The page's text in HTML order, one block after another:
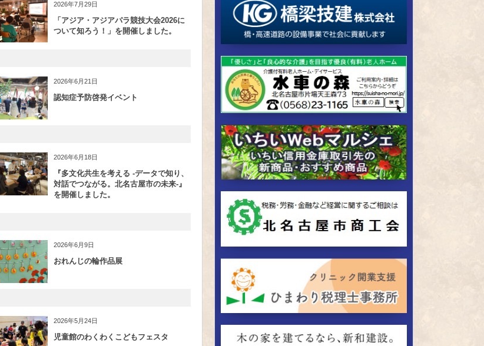
2026年7月29日
「アジア・アジアパラ競技大会2026に
ついて知ろう！」を開催しました。
2026年6月21日
認知症予防啓発イベント
2026年6月18日
『多文化共生を考える -データで知り、
対話でつながる。北名古屋市の未来-』
を開催しました。
2026年6月9日
おれんじの輪作品展
2026年5月24日
児童館のわくわくこどもフェスタ